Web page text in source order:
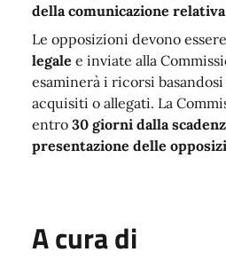
della comunicazione
Le opposizioni devono
legale e inviate alla
esaminerà i ricorsi
acquisiti o allegati. La
entro 30 giorni dalla
presentazione delle
A cura di